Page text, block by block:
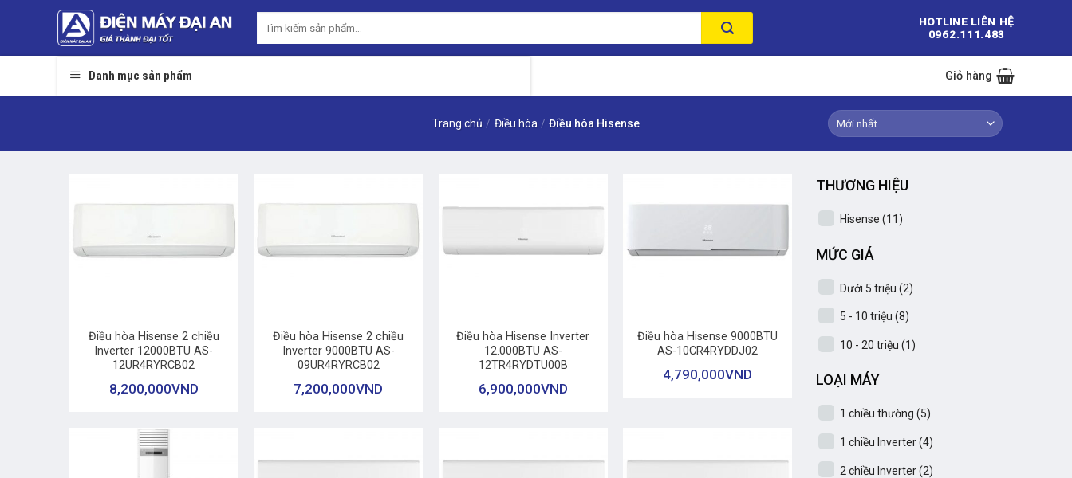
kiếm:
HOTLINE LIÊN HỆ
0962.111.483
Danh mục sản phẩm Giỏ hàng
Trang chủ / Điều hòa / Điều hòa Hisense
Điều hòa Hisense 2 chiều
Inverter 12000BTU AS-
12UR4RYRCB02
8,200,000VND
Điều hòa Hisense 2 chiều
Inverter 9000BTU AS-
09UR4RYRCB02
7,200,000VND
Điều hòa Hisense Inverter
12.000BTU AS-
12TR4RYDTU00B
6,900,000VND
Điều hòa Hisense 9000BTU
AS-10CR4RYDDJ02
4,790,000VND
THƯƠNG HIỆU
Hisense (11)
MỨC GIÁ
Dưới 5 triệu (2)
5 - 10 triệu (8)
10 - 20 triệu (1)
LOẠI MÁY
1 chiều thường (5)
1 chiều Inverter(4)
2 chiều Inverter(2)